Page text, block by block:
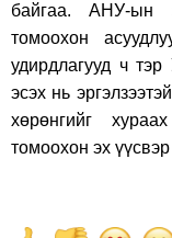
байгаа. АНУ-ын
томоохон
удирдлагууд ч
эсэх нь
хөрөнгийг
томоохон эх